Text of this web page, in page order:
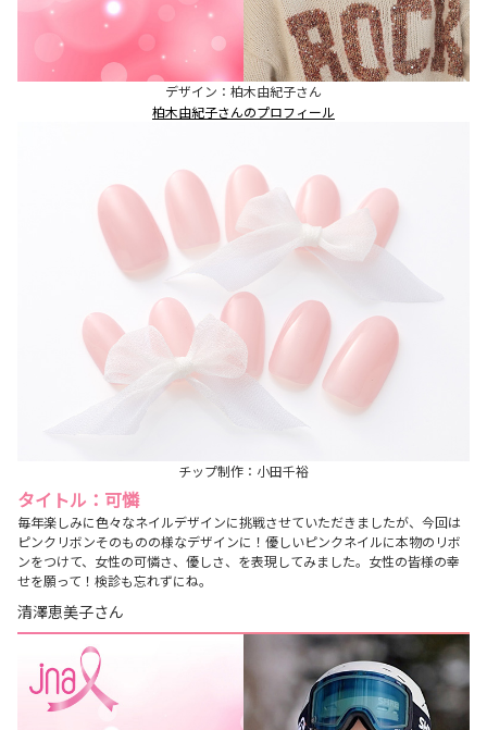
デザイン：柏木由紀子さん
柏木由紀子さんのプロフィール
チップ制作：小田千裕
タイトル：可憐
毎年楽しみに色々なネイルデザインに挑戦させていただきましたが、今回は
ピンクリボンそのものの様なデザインに！優しいピンクネイルに本物のリボ
ンをつけて、女性の可憐さ、優しさ、を表現してみました。女性の皆様の幸
せを願って！検診も忘れずにね。
清澤恵美子さん